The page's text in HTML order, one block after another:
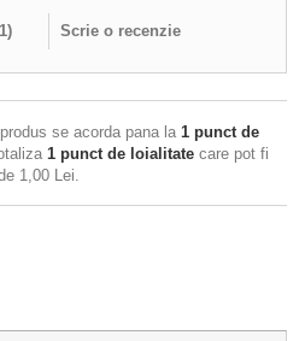
1) Scrie o recenzie
se acorda pana la 1 punct de
1 punct de loialitate care pot fi
1,00 Lei.